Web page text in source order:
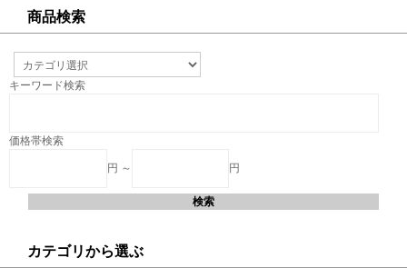
商品検索
キーワード検索
価格帯検索
円 ～ 円
カテゴリから選ぶ